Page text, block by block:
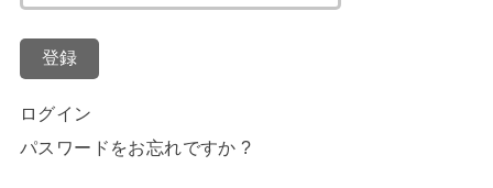
登録
ログイン
パスワードをお忘れですか ?